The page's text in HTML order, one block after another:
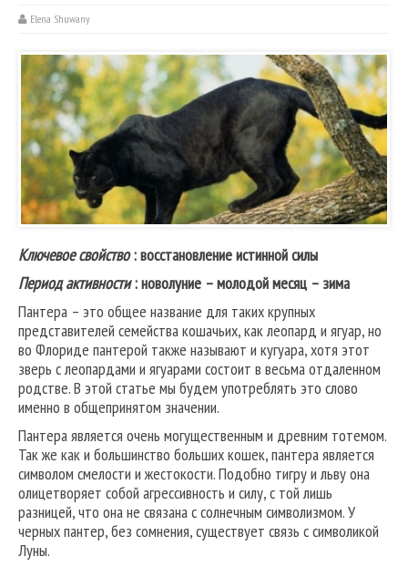
Elena Shuwany
Ключевое свойство: восстановление истинной силы
Период активности: новолуние – молодой месяц – зима
Пантера – это общее название для таких крупных
представителей семейства кошачьих, как леопард и ягуар, но
во Флориде пантерой также называют и кугуара, хотя этот
зверь с леопардами и ягуарами состоит в весьма отдаленном
родстве. В этой статье мы будем употреблять это слово
именно в общепринятом значении.
Пантера является очень могущественным и древним тотемом.
Так же как и большинство больших кошек, пантера является
символом смелости и жестокости. Подобно тигру и льву она
олицетворяет собой агрессивность и силу, с той лишь
разницей, что она не связана с солнечным символизмом. У
черных пантер, без сомнения, существует связь с символикой
Луны.